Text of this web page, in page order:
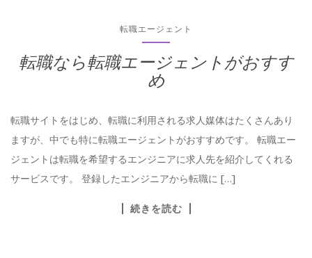
転職エージェント
転職なら転職エージェントがおすす
め
転職サイトをはじめ、転職に利用される求人媒体はたくさんあり
ますが、中でも特に転職エージェントがおすすめです。 転職エー
ジェントは転職を希望するエンジニアに求人先を紹介してくれる
サービスです。 登録したエンジニアから転職に […]
続きを読む